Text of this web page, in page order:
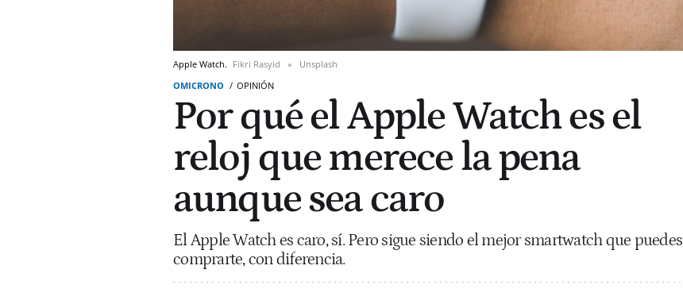
Apple Watch. Fikri Rasyid
Unsplash
OMICRONO
OPINIÓN
Por qué el Apple Watch es el
reloj que merece la pena
aunque sea caro
El Apple Watch es caro, sí. Pero sigue siendo el mejor smartwatch que puedes
comprarte, con diferencia.